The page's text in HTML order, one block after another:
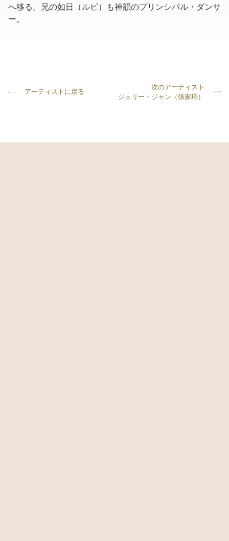
へ移る。兄の如日（ルビ）も神韻のプリンシパル・ダンサ
ー。
アーティストに戻る
次のアーティスト
ジェリー・ジャン（張家瑞）